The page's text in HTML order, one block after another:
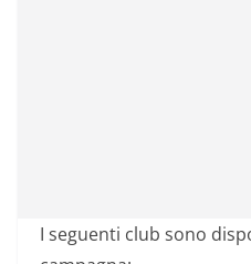
I seguenti club sono